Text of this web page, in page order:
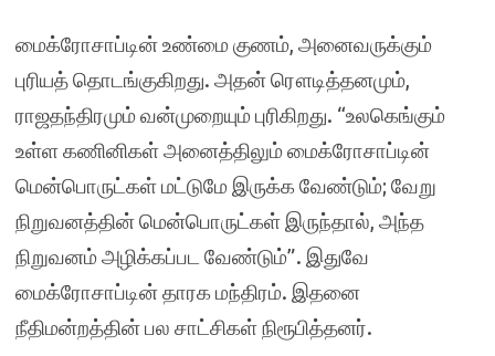
மைக்ரோசாப்டின் உண்மை குணம், அனைவருக்கும்
புரியத் தொடங்குகிறது. அதன் ரௌடித்தனமும்,
ராஜதந்திரமும் வன்முறையும் புரிகிறது. “உலகெங்கும்
உள்ள கணினிகள் அனைத்திலும் மைக்ரோசாப்டின்
மென்பொருட்கள் மட்டுமே இருக்க வேண்டும்; வேறு
நிறுவனத்தின் மென்பொருட்கள் இருந்தால், அந்த
நிறுவனம் அழிக்கப்பட வேண்டும்”. இதுவே
மைக்ரோசாப்டின் தாரக மந்திரம். இதனை
நீதிமன்றத்தின் பல சாட்சிகள் நிரூபித்தனர்.